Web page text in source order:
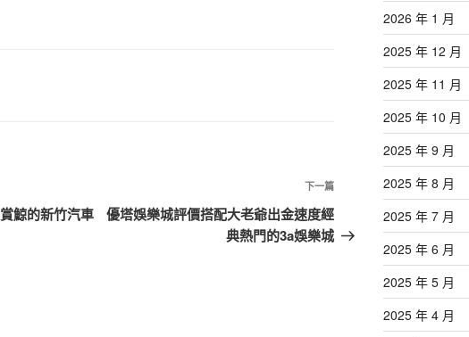
鯨的新竹汽車
下
一
篇
下一篇
優塔娛樂城評價搭配大老爺出金速度經
典熱門的3a娛樂城
2026 年 1 月
2025 年 12 月
2025 年 11 月
2025 年 10 月
2025 年 9 月
2025 年 8 月
2025 年 7 月
2025 年 6 月
2025 年 5 月
2025 年 4 月